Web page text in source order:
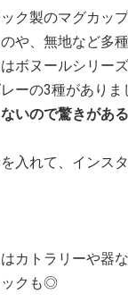
ク製のマグカッ
や、無地など多
ボヌールシリー
ーの3種がありま
いので驚きがあ
入れて、インス
カトラリーや器
ックも◎